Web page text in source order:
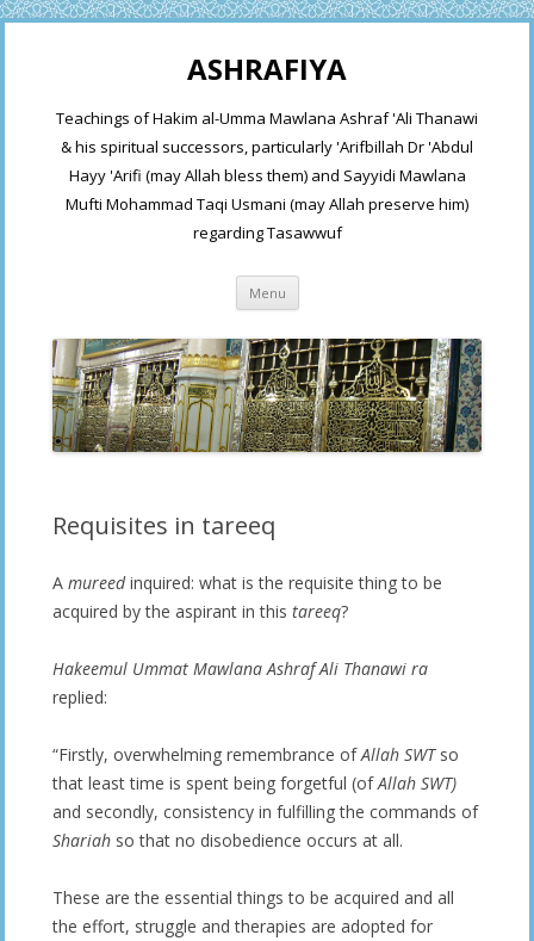
ASHRAFIYA
Teachings of Hakim al-Umma Mawlana Ashraf 'Ali Thanawi
& his spiritual successors, particularly 'Arifbillah Dr 'Abdul
Hayy 'Arifi (may Allah bless them) and Sayyidi Mawlana
Mufti Mohammad Taqi Usmani (may Allah preserve him)
regarding Tasawwuf
Menu Skip
content
Requisites in tareeq
A mureedinquired: what is the requisite thing to be
acquired by the aspirant in this tareeq?
Hakeemul Ummat Mawlana Ashraf Ali Thanawi ra
replied:
“Firstly, overwhelming remembrance ofAllah SWTso
that least time is spent being forgetful (ofAllah SWT)
and secondly, consistency in fulfilling the commands of
Shariah so that no disobedience occurs at all.
These are the essential things to be acquired and all
the effort, struggle and therapies are adopted for